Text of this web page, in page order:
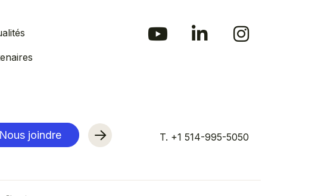
Nous joindre T. +1 514-995-5050